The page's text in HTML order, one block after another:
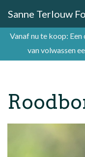
Sanne Terlouw
Vanaf nu te koop:
van volwassen